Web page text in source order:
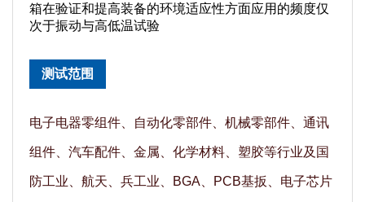
箱在验证和提高装备的环境适应性方面应用的频度仅
次于振动与高低温试验
测试范围
电子电器零组件、自动化零部件、机械零部件、通讯
组件、汽车配件、金属、化学材料、塑胶等行业及国
防工业、航天、兵工业、BGA、PCB基扳、电子芯片